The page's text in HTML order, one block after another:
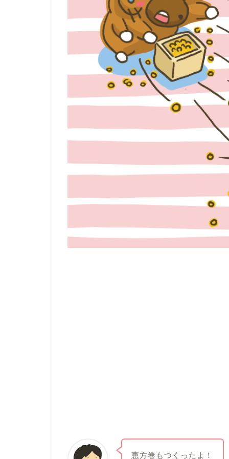
恵方巻もつくったよ！